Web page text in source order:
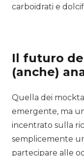
carboidrati e
Il futuro
(anche)
Quella dei
emergente, ma
incentrato sulla
semplicemente
partecipare alle